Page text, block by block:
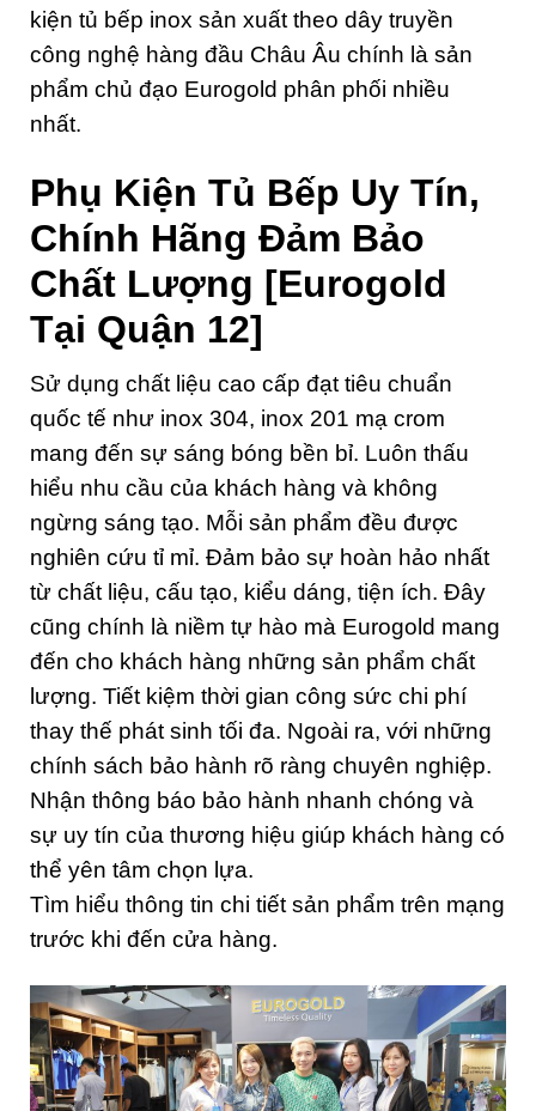
kiện tủ bếp inox sản xuất theo dây truyền
công nghệ hàng đầu Châu Âu chính là sản
phẩm chủ đạo Eurogold phân phối nhiều
nhất.
Phụ Kiện Tủ Bếp Uy Tín,
Chính Hãng Đảm Bảo
Chất Lượng [Eurogold
Tại Quận 12]
Sử dụng chất liệu cao cấp đạt tiêu chuẩn
quốc tế như inox 304, inox 201 mạ crom
mang đến sự sáng bóng bền bỉ. Luôn thấu
hiểu nhu cầu của khách hàng và không
ngừng sáng tạo. Mỗi sản phẩm đều được
nghiên cứu tỉ mỉ. Đảm bảo sự hoàn hảo nhất
từ chất liệu, cấu tạo, kiểu dáng, tiện ích. Đây
cũng chính là niềm tự hào mà Eurogold mang
đến cho khách hàng những sản phẩm chất
lượng. Tiết kiệm thời gian công sức chi phí
thay thế phát sinh tối đa. Ngoài ra, với những
chính sách bảo hành rõ ràng chuyên nghiệp.
Nhận thông báo bảo hành nhanh chóng và
sự uy tín của thương hiệu giúp khách hàng có
thể yên tâm chọn lựa.
Tìm hiểu thông tin chi tiết sản phẩm trên mạng
trước khi đến cửa hàng.